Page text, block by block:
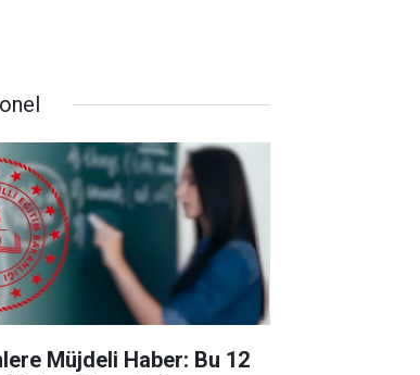
Müjdeli Haber: Bu 12